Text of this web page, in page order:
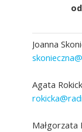
Joanna
Agata
Małgorzata